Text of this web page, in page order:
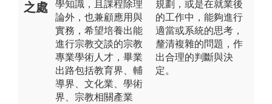
之處
學知識，且課程除理
論外，也兼顧應用與
實務，希望培養出能
進行宗教交談的宗教
專業學術人才，畢業
出路包括教育界、輔
導界、文化業、學術
界、宗教相關產業
規劃，或是在就業後
的工作中，能夠進行
適當或系統的思考，
釐清複雜的問題，作
出合理的判斷與決
定。